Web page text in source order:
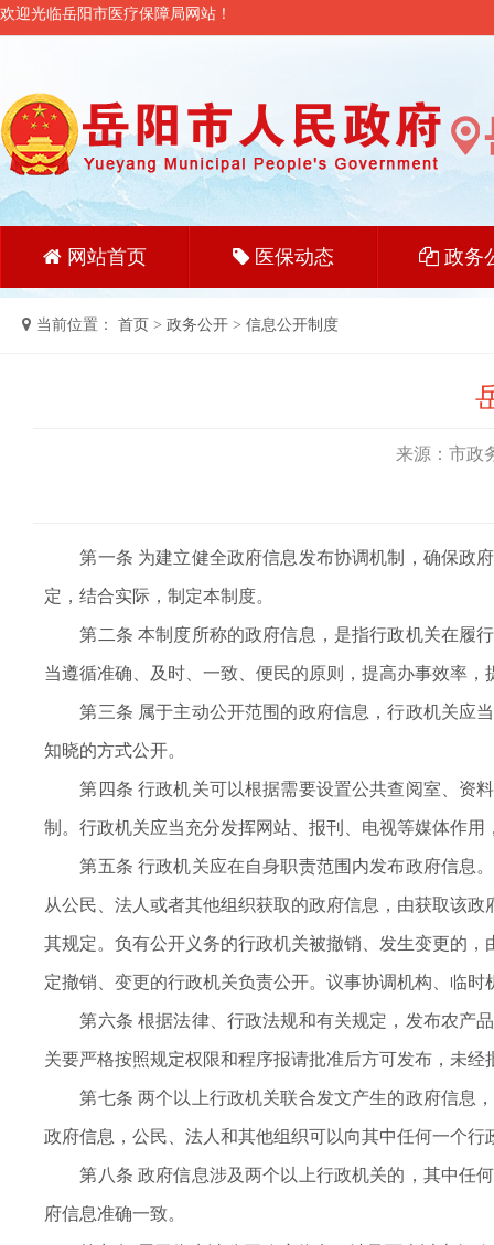
欢迎光临岳阳市医疗保障局网站！
网站首页 医保动态 政务
当前位置： 首页 > 政务公开 > 信息公开制度
来源：市政
第一条 为建立健全政府信息发布协调机制，确保政府
定，结合实际，制定本制度。
第二条 本制度所称的政府信息，是指行政机关在履行
当遵循准确、及时、一致、便民的原则，提高办事效率，
第三条 属于主动公开范围的政府信息，行政机关应当
知晓的方式公开。
第四条 行政机关可以根据需要设置公共查阅室、资料
制。行政机关应当充分发挥网站、报刊、电视等媒体作用
第五条 行政机关应在自身职责范围内发布政府信息。
从公民、法人或者其他组织获取的政府信息，由获取该
其规定。负有公开义务的行政机关被撤销、发生变更的
定撤销、变更的行政机关负责公开。议事协调机构、临
第六条 根据法律、行政法规和有关规定，发布农产品
关要严格按照规定权限和程序报请批准后方可发布，未经
第七条 两个以上行政机关联合发文产生的政府信息，
政府信息，公民、法人和其他组织可以向其中任何一个行
第八条 政府信息涉及两个以上行政机关的，其中任何
府信息准确一致。